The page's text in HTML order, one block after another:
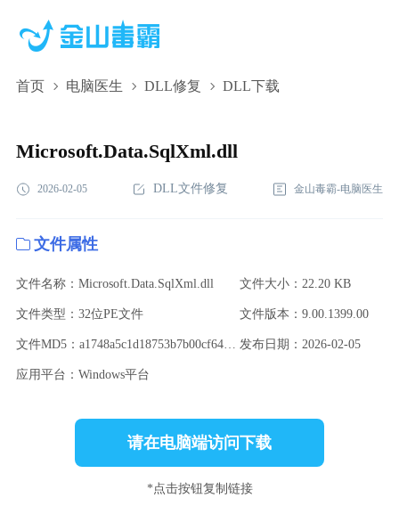
首页 电脑医生 DLL修复 DLL下载
Microsoft.Data.SqlXml.dll,Microsoft.Data.SqlXml.dll下
Microsoft.Data.SqlXml.dll
2026-02-05 DLL文件修复 金山毒霸-电脑医生
文件属性
文件名称：Microsoft.Data.SqlXml.dll 文件大小：22.20 KB
文件类型：32位PE文件 文件版本：9.00.1399.00
文件MD5：a1748a5c1d18753b7b00cf6425354a0b 发布日期：2026-02-05
应用平台：Windows平台
请在电脑端访问下载
*点击按钮复制链接